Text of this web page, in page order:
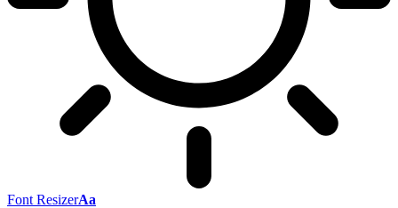
Font ResizerAa